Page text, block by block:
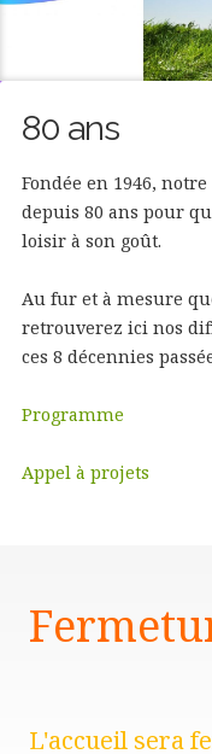
80 ans
Fondée en 1946,
depuis 80 ans pour
loisir à son goût.
Au fur et à mesure
retrouverez ici nos
ces 8 décennies
Programme
Appel à projets
L'accueil sera